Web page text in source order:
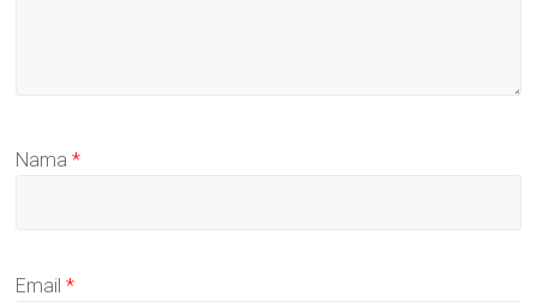
Nama*
Email*